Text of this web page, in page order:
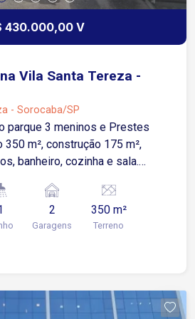
430.000,00 V
Vila Santa Tereza -
- Sorocaba/SP
parque 3 meninos e Prestes
e sala.
Ótimo para reformar, construir outra ou kitnets.
2
Garagens
350 m²
Terreno